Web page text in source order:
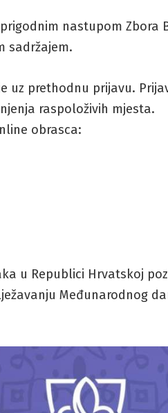
nastupom Zbora
sadržajem.
uz prethodnu prijavu.
raspoloživih mjesta.
obrasca:
u Republici Hrvatskoj
Međunarodnog